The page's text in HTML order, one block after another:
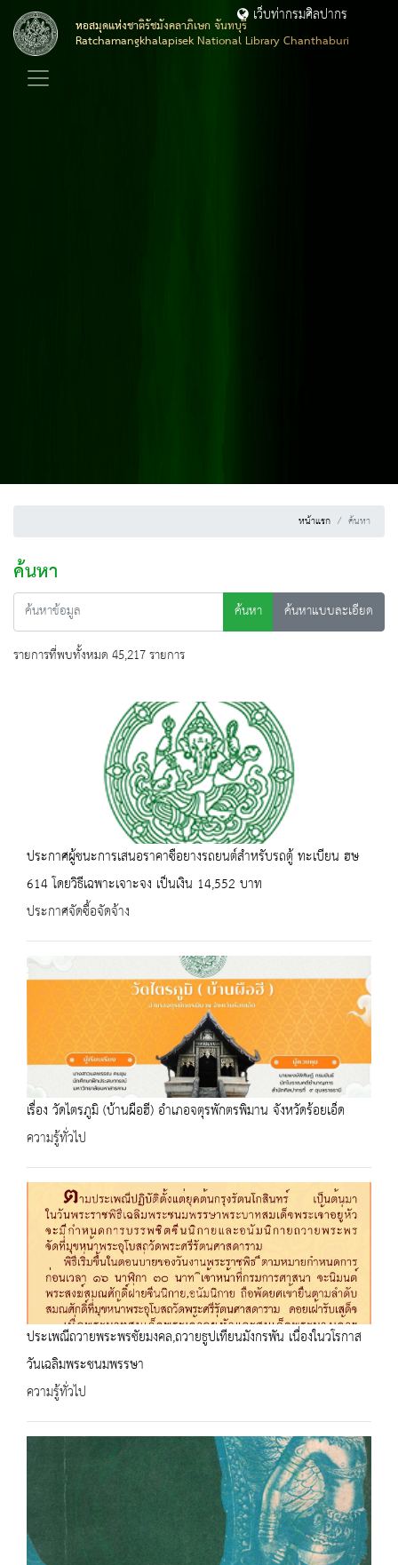
หอสมุดแห่งชาติรัชมังคลาภิเษก จันทบุรี
Ratchamangkhalapisek National Library Chanthaburi
เว็บท่ากรมศิลปากร
หน้าแรก ค้นหา
ค้นหา
ค้นหา
ค้นหาแบบละเอียด
รายการที่พบทั้งหมด 45,217 รายการ
ประกาศผู้ชนะการเสนอราคาซือยางรถยนต์สำหรับรถตู้ ทะเบียน ฮษ
614 โดยวิธีเฉพาะเจาะจง เป็นเงิน 14,552 บาท
ประกาศจัดซื้อจัดจ้าง
เรื่อง วัดไตรภูมิ (บ้านผือฮี) อำเภอจตุรพักตรพิมาน จังหวัดร้อยเอ็ด
ความรู้ทั่วไป
ประเพณีถวายพระพรชัยมงคล,ถวายธูปเทียนมังกรพัน เนื่องในวโรกาส
วันเฉลิมพระชนมพรรษา
ความรู้ทั่วไป